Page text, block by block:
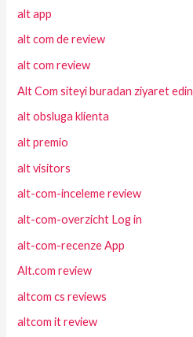
alt app
alt com de review
alt com review
Alt Com siteyi buradan ziyaret edin
alt obsluga klienta
alt premio
alt visitors
alt-com-inceleme review
alt-com-overzicht Log in
alt-com-recenze App
Alt.com review
altcom cs reviews
altcom it review